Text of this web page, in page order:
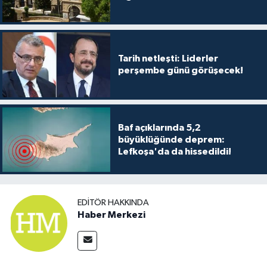
Tarih netleşti: Liderler
perşembe günü görüşecek!
Baf açıklarında 5,2
büyüklüğünde deprem:
Lefkoşa'da da hissedildi!
EDITÖR HAKKINDA
Haber Merkezi